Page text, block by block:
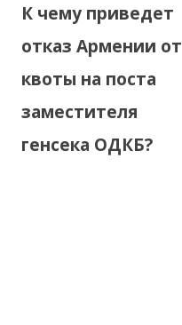
записям
К чему приведет
отказ Армении от
квоты на поста
заместителя
генсека ОДКБ?